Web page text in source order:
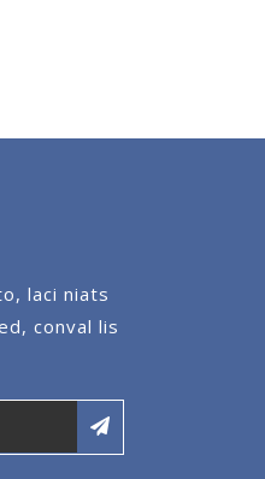
laci niats
conval lis